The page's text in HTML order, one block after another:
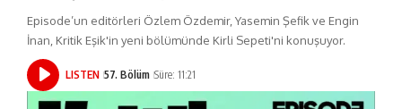
Episode’un editörleri Özlem Özdemir, Yasemin Şefik ve Engin
İnan, Kritik Eşik'in yeni bölümünde Kirli Sepeti'ni konuşuyor.
LISTEN 57. Bölüm Süre: 11:21